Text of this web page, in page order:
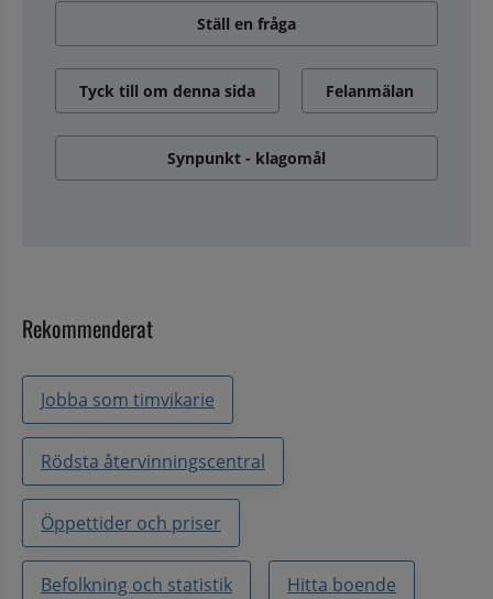
Ställ en fråga
Tyck till om denna sida Felanmälan
Synpunkt - klagomål
Rekommenderat
Jobba som timvikarie
Rödsta återvinningscentral
Öppettider och priser
Befolkning och statistik Hitta boende